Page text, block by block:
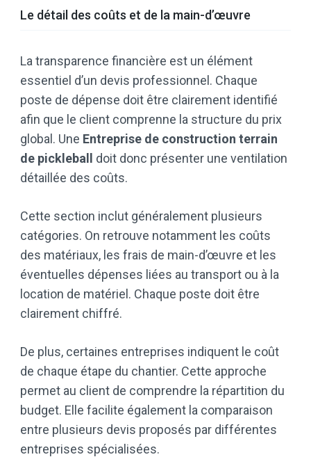
Le détail des coûts et de la main-d’œuvre
La transparence financière est un élément
essentiel d’un devis professionnel. Chaque
poste de dépense doit être clairement identifié
afin que le client comprenne la structure du prix
global. Une Entreprise de construction terrain
de pickleball doit donc présenter une ventilation
détaillée des coûts.
Cette section inclut généralement plusieurs
catégories. On retrouve notamment les coûts
des matériaux, les frais de main-d’œuvre et les
éventuelles dépenses liées au transport ou à la
location de matériel. Chaque poste doit être
clairement chiffré.
De plus, certaines entreprises indiquent le coût
de chaque étape du chantier. Cette approche
permet au client de comprendre la répartition du
budget. Elle facilite également la comparaison
entre plusieurs devis proposés par différentes
entreprises spécialisées.